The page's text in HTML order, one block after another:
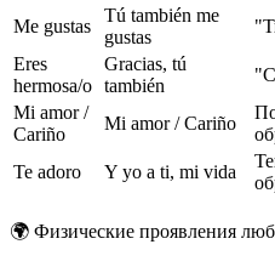
Me gustas
Tú también me
gustas
Eres
hermosa/o
Gracias, tú
también
Mi amor /
Cariño
Mi amor / Cariño
Te adoro
Y yo a ti, mi vida
🌍 Физические проявления